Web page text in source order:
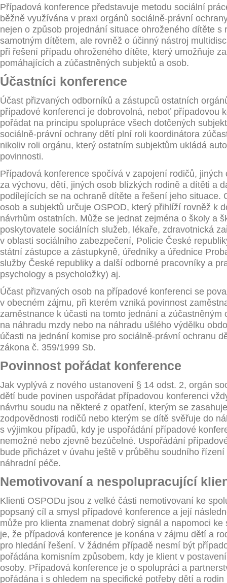
Případová konference představuje metodu sociální
běžně využívána v praxi orgánů sociálně-právní
nejen o způsob projednání situace ohroženého dítěte s
samotným dítětem, ale rovněž o účinný nástroj
při řešení případu ohroženého dítěte, který umožňuje
pomáhajících a zúčastněných subjektů a osob.
Účastníci konference
Účast přizvaných odborníků a zástupců ostatních
případové konferenci je dobrovolná, neboť případovou
pořádat na principu spolupráce všech dotčených
sociálně-právní ochrany dětí plní roli koordinátora
nikoliv roli orgánu, který ostatním subjektům ukládá
povinnosti.
Případová konference spočívá v zapojení rodičů, jiných
za výchovu, dětí, jiných osob blízkých rodině a dítěti a
podílejících se na ochraně dítěte a řešení jeho situace.
osob a subjektů určuje OSPOD, který přihlíží rovněž k
návrhům ostatních. Může se jednat zejména o školy a
poskytovatele sociálních služeb, lékaře, zdravotnická
v oblasti sociálního zabezpečení, Policie České
státní zástupce a zástupkyně, úředníky a úřednice
služby České republiky a další odborné pracovníky a
psychology a psycholožky) aj.
Účast přizvaných osob na případové konferenci se
v obecném zájmu, při kterém vzniká povinnost
zaměstnance k účasti na tomto jednání a zúčastněným
na náhradu mzdy nebo na náhradu ušlého výdělku
účasti na jednání komise pro sociálně-právní ochranu
zákona č. 359/1999 Sb.
Povinnost pořádat konference
Jak vyplývá z nového ustanovení § 14 odst. 2, orgán
dětí bude povinen uspořádat případovou konferenci
návrhu soudu na některé z opatření, kterým se
zodpovědnosti rodičů nebo kterým se dítě svěřuje do
s výjimkou případů, kdy je uspořádání případové
nemožné nebo zjevně bezúčelné. Uspořádání
bude přicházet v úvahu ještě v průběhu soudního
náhradní péče.
Nemotivovaní a nespolupracující
Klienti OSPODu jsou z velké části nemotivovaní ke
popsaný cíl a smysl případové konference a její
může pro klienta znamenat dobrý signál a napomoci ke
je, že případová konference je konána v zájmu dětí a
pro hledání řešení. V žádném případě nesmí být
pořádána komisním způsobem, kdy je klient v postavení
osoby. Případová konference je o spolupráci a
pořádána i s ohledem na specifické potřeby dětí a